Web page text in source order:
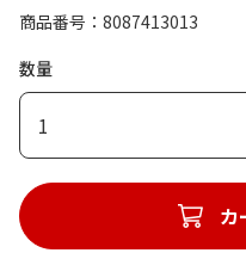
商品番号
8087413013
数量
1
カ